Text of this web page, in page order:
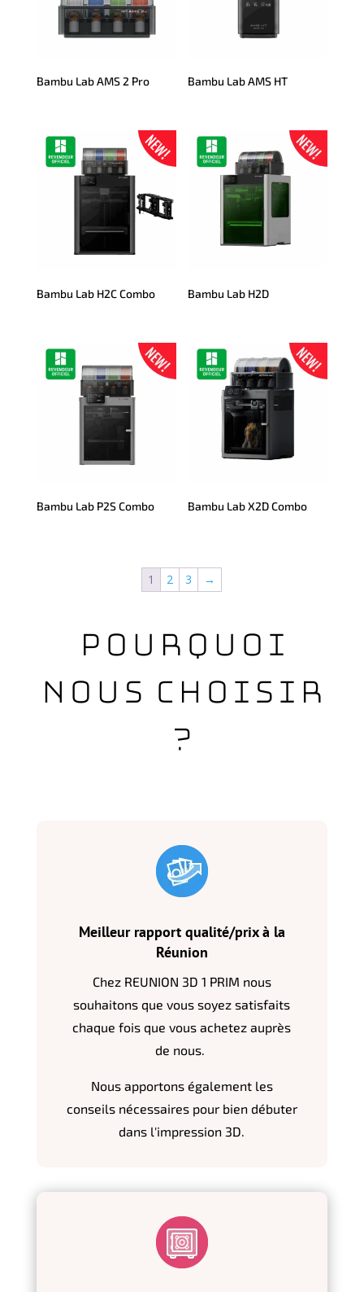
Bambu Lab AMS 2 Pro Bambu Lab AMS HT
Bambu Lab H2C Combo Bambu Lab H2D
Bambu Lab P2S Combo Bambu Lab X2D Combo
1 2 3 →
Pourquoi
nous choisir
?
Meilleur rapport qualité/prix à la
Réunion
Chez REUNION 3D 1 PRIM nous
souhaitons que vous soyez satisfaits
chaque fois que vous achetez auprès
de nous.
Nous apportons également les
conseils nécessaires pour bien débuter
dans l'impression 3D.